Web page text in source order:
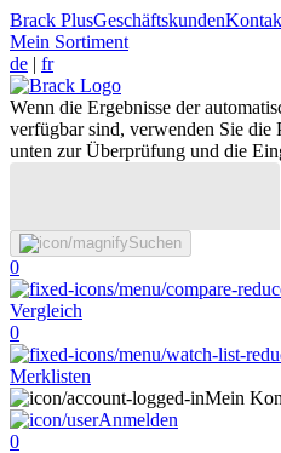
Brack PlusGeschäftskunden
Mein Sortiment
de | fr
Wenn die Ergebnisse der
verfügbar sind, verwenden Sie die
unten zur Überprüfung und die
Suchen
0
Vergleich
0
Merklisten
Mein
Anmelden
0